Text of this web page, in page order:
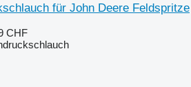
für John Deere Feldspritze
CHF